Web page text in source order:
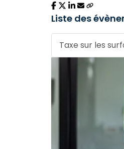
Liste des
Taxe sur les